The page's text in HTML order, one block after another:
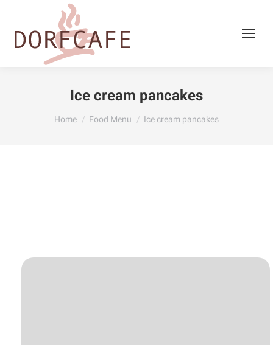
Ice cream pancakes
You are here:
Home Food Menu Ice cream pancakes